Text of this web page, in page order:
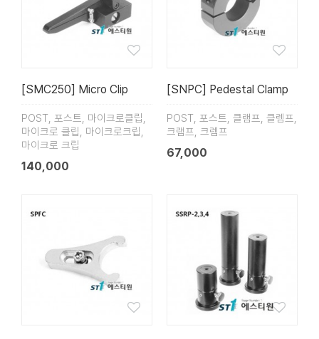
[SMC250] Micro Clip
POST, 포스트, 마이크로클립,
마이크로 클립, 마이크로크립,
마이크로 크립
140,000
[SNPC] Pedestal Clamp
POST, 포스트, 클램프, 클렘프,
크램프, 크렘프
67,000